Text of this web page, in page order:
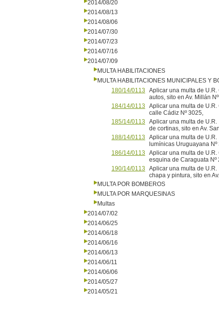
2014/08/20
2014/08/13
2014/08/06
2014/07/30
2014/07/23
2014/07/16
2014/07/09
MULTA HABILITACIONES
MULTA HABILITACIONES MUNICIPALES Y
180/14/0113
Aplicar una multa de
autos, sito en Av. Millán
184/14/0113
Aplicar una multa de
calle Cádiz Nº 3025,
185/14/0113
Aplicar una multa de U.R.
de cortinas, sito en Av.
188/14/0113
Aplicar una multa de
lumínicas Uruguayana Nº
186/14/0113
Aplicar una multa de U.R.
esquina de Caraguata Nº
190/14/0113
Aplicar una multa de U.R.
chapa y pintura, sito en
MULTA POR BOMBEROS
MULTA POR MARQUESINAS
Multas
2014/07/02
2014/06/25
2014/06/18
2014/06/16
2014/06/13
2014/06/11
2014/06/06
2014/05/27
2014/05/21